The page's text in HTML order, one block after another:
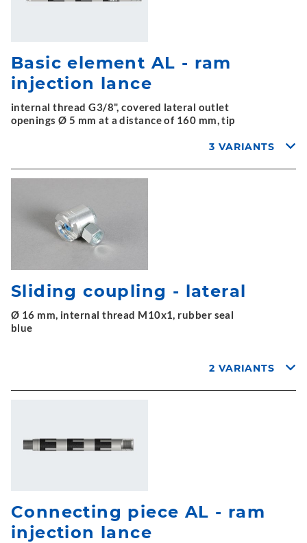
Basic element AL - ram
injection lance
internal thread G3/8", covered lateral outlet
openings Ø 5 mm at a distance of 160 mm, tip
3 VARIANTS
Sliding coupling - lateral
Ø 16 mm, internal thread M10x1, rubber seal
blue
2 VARIANTS
Connecting piece AL - ram
injection lance